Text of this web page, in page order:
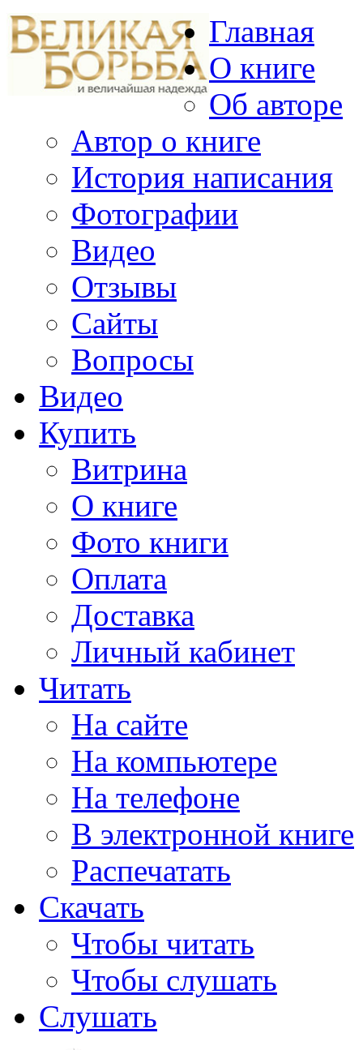
Главная
О книге
Об авторе
Автор о книге
История написания
Фотографии
Видео
Отзывы
Сайты
Вопросы
Видео
Купить
Витрина
О книге
Фото книги
Оплата
Доставка
Личный кабинет
Читать
На сайте
На компьютере
На телефоне
В электронной книге
Распечатать
Скачать
Чтобы читать
Чтобы слушать
Слушать